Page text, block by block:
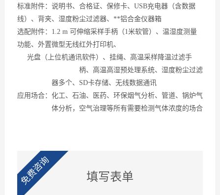
标准附件：说明书、合格证、保修卡、 USB充电器（含数据
线）、背夹、湿度粉尘过滤器、**铝合金仪器箱
选配附件： 1.2 m 可伸缩采样手柄（1米软管）、温湿度测量
功能、外置微型无线红外打印机、
光盘（上位机通讯软件）、挂绳、高温采样降温过滤手
柄、高温高湿预处理系统、湿度粉尘过滤
器多个、 SD卡存储、无线数据通讯
应用场合：化工、石油、医药、环保烟气分析、管道、锅炉气
体分析，空气治理等所有需要检测气体浓度的场合
免费咨询 填写表单